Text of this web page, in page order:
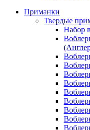
Приманки
Твердые
Набор